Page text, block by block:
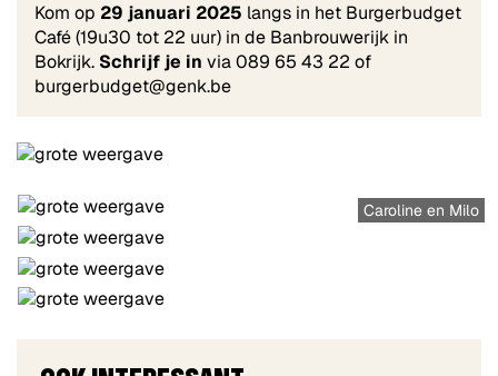
Kom op 29 januari 2025 langs in het Burgerbudget
Café (19u30 tot 22 uur) in de Banbrouwerijk in
Bokrijk. Schrijf je in via 089 65 43 22 of
burgerbudget@genk.be
Caroline en Milo